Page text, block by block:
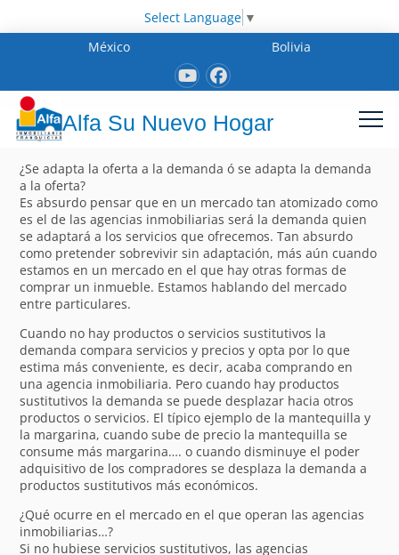
Select Language ▼
México
Bolivia
Alfa Su Nuevo Hogar
¿Se adapta la oferta a la demanda ó se adapta la demanda
a la oferta?
Es absurdo pensar que en un mercado tan atomizado como
es el de las agencias inmobiliarias será la demanda quien
se adaptará a los servicios que ofrecemos. Tan absurdo
como pretender sobrevivir sin adaptación, más aún cuando
estamos en un mercado en el que hay otras formas de
comprar un inmueble. Estamos hablando del mercado
entre particulares.
Cuando no hay productos o servicios sustitutivos la
demanda compara servicios y precios y opta por lo que
estima más conveniente, es decir, acaba comprando en
una agencia inmobiliaria. Pero cuando hay productos
sustitutivos la demanda se puede desplazar hacia otros
productos o servicios. El típico ejemplo de la mantequilla y
la margarina, cuando sube de precio la mantequilla se
consume más margarina…. o cuando disminuye el poder
adquisitivo de los compradores se desplaza la demanda a
productos sustitutivos más económicos.
¿Qué ocurre en el mercado en el que operan las agencias
inmobiliarias…?
Si no hubiese servicios sustitutivos, las agencias